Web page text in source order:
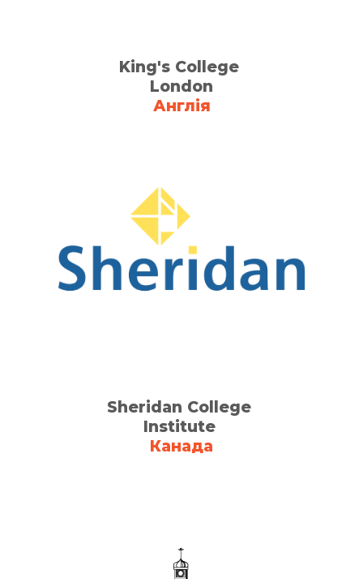
King's College
London
Англія
Sheridan College
Institute
Канада